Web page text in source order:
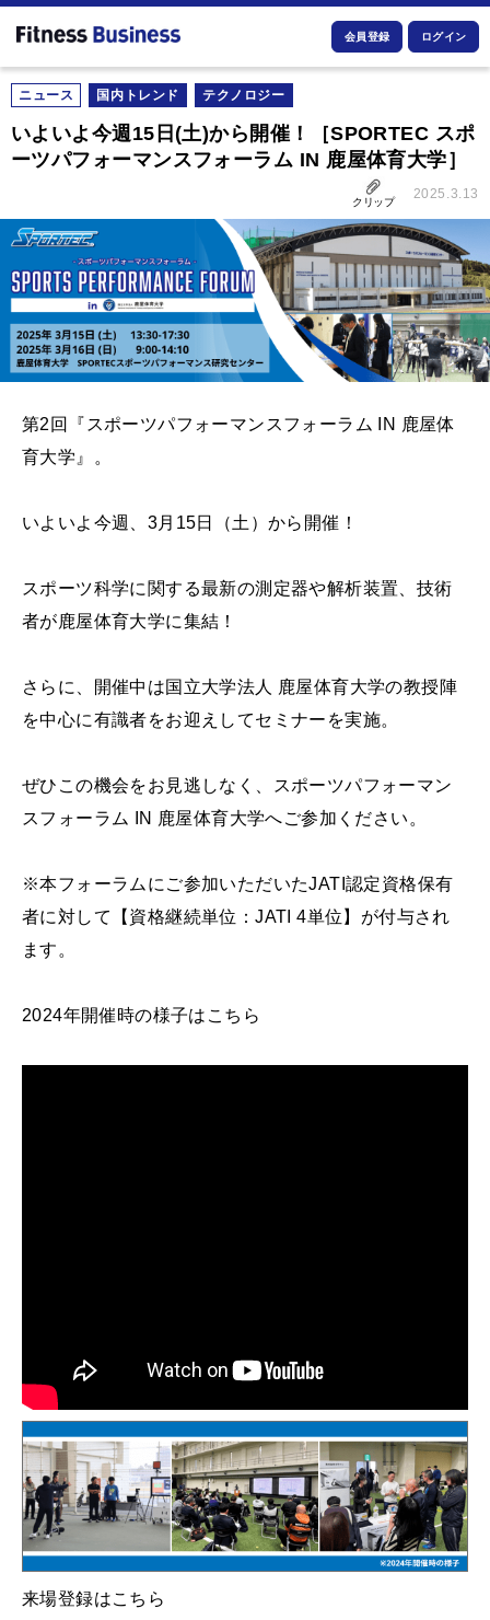
会員登録 ログイン
ニュース 国内トレンド テクノロジー
いよいよ今週15日(土)から開催！［SPORTEC スポ
ーツパフォーマンスフォーラム IN 鹿屋体育大学］
クリップ
2025.3.13
第2回『スポーツパフォーマンスフォーラム IN 鹿屋体
育大学』。
いよいよ今週、3月15日（土）から開催！
スポーツ科学に関する最新の測定器や解析装置、技術
者が鹿屋体育大学に集結！
さらに、開催中は国立大学法人 鹿屋体育大学の教授陣
を中心に有識者をお迎えしてセミナーを実施。
ぜひこの機会をお見逃しなく、スポーツパフォーマン
スフォーラム IN 鹿屋体育大学へご参加ください。
※本フォーラムにご参加いただいたJATI認定資格保有
者に対して【資格継続単位：JATI 4単位】が付与され
ます。
2024年開催時の様子はこちら
来場登録はこちら